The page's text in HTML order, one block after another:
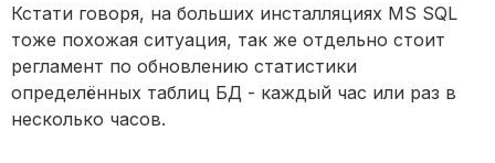
Кстати говоря, на больших инсталляциях MS SQL
тоже похожая ситуация, так же отдельно стоит
регламент по обновлению статистики
определённых таблиц БД - каждый час или раз в
несколько часов.